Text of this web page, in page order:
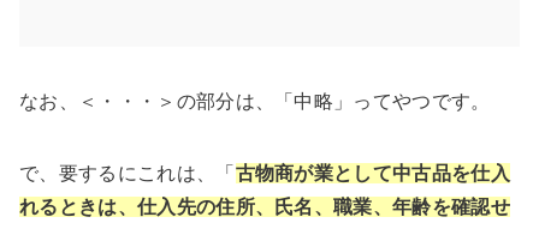
なお、＜・・・＞の部分は、「中略」ってやつです。
で、要するにこれは、「 古物商が業として中古品を仕入
れるときは、仕入先の住所、氏名、職業、年齢を確認せ